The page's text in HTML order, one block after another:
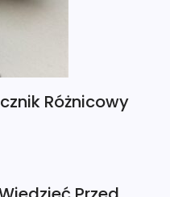
Różnicowy